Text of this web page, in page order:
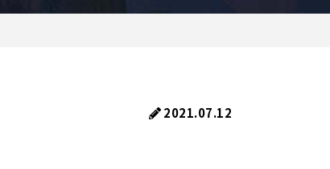
2021.07.12